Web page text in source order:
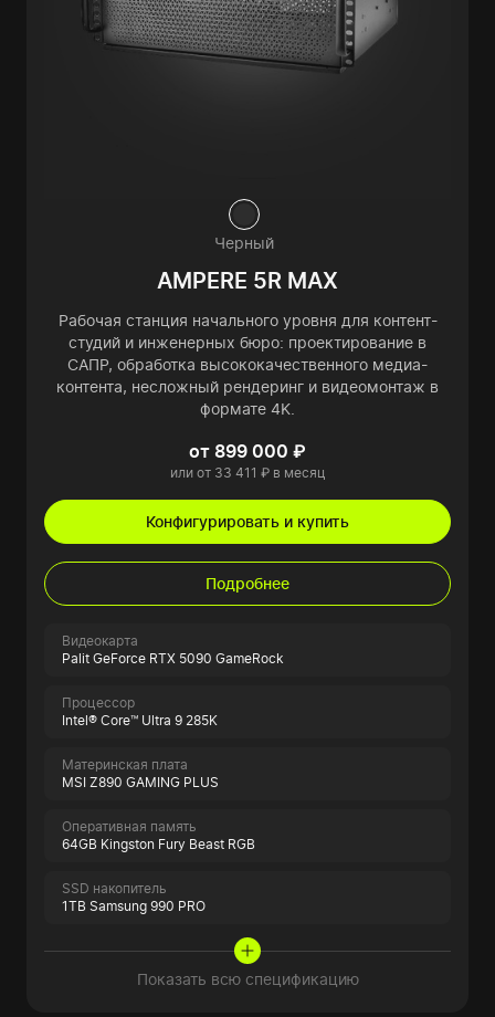
Черный
AMPERE 5R MAX
Рабочая станция начального уровня для контент-
студий и инженерных бюро: проектирование в
САПР, обработка высококачественного медиа-
контента, несложный рендеринг и видеомонтаж в
формате 4K.
от 899 000 ₽
или от 33 411 ₽ в месяц
Конфигурировать и купить
Подробнее
Видеокарта
Palit GeForce RTX 5090 GameRock
Процессор
Intel® Core™ Ultra 9 285K
Материнская плата
MSI Z890 GAMING PLUS
Оперативная память
64GB Kingston Fury Beast RGB
SSD накопитель
1TB Samsung 990 PRO
Показать всю спецификацию